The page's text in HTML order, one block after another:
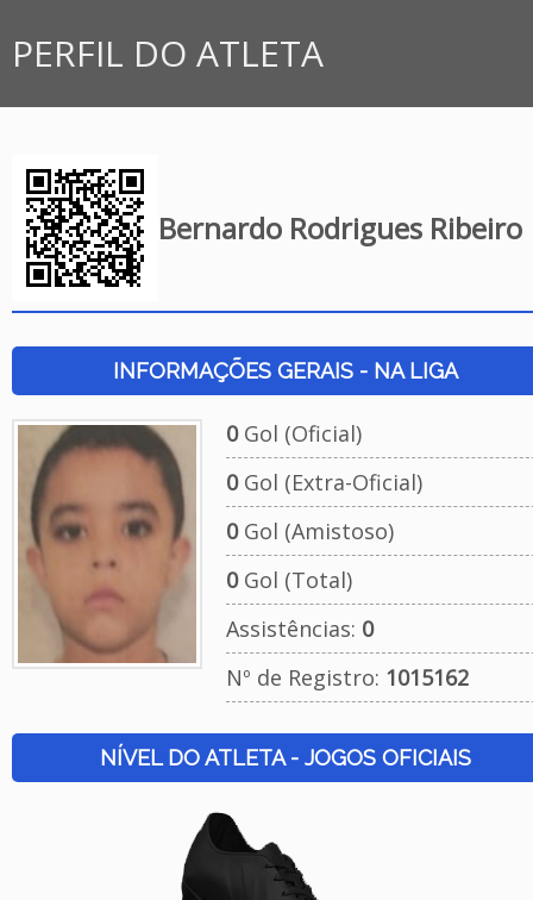
PERFIL DO ATLETA
Bernardo Rodrigues Ribeiro
INFORMAÇÕES GERAIS - NA LIGA
0Gol (Oficial)
0Gol (Extra-Oficial)
0Gol (Amistoso)
0Gol (Total)
Assistências: 0
Nº de Registro: 1015162
NÍVEL DO ATLETA - JOGOS OFICIAIS